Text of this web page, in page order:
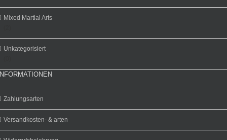
Mixed Martial Arts
Unkategorisiert
Zahlungsarten
Versandkosten- & arten